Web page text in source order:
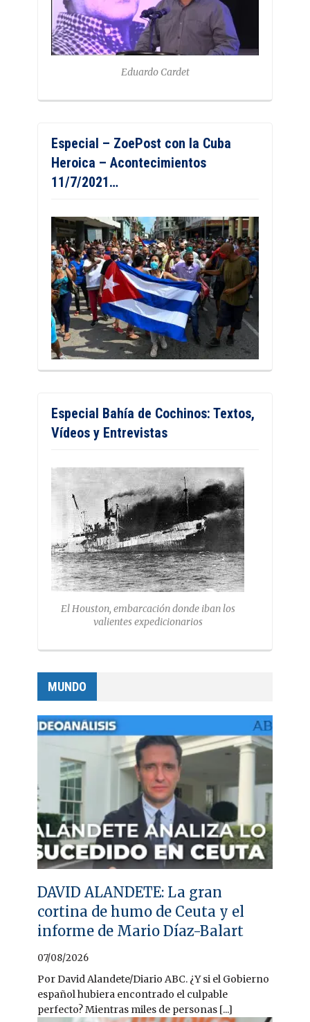
Eduardo Cardet
Especial – ZoePost con la Cuba
Heroica – Acontecimientos
11/7/2021…
Especial Bahía de Cochinos: Textos,
Vídeos y Entrevistas
El Houston, embarcación donde iban los
valientes expedicionarios
MUNDO
DAVID ALANDETE: La gran
cortina de humo de Ceuta y el
informe de Mario Díaz-Balart
07/08/2026
Por David Alandete/Diario ABC. ¿Y si el Gobierno
español hubiera encontrado el culpable
perfecto? Mientras miles de personas [...]